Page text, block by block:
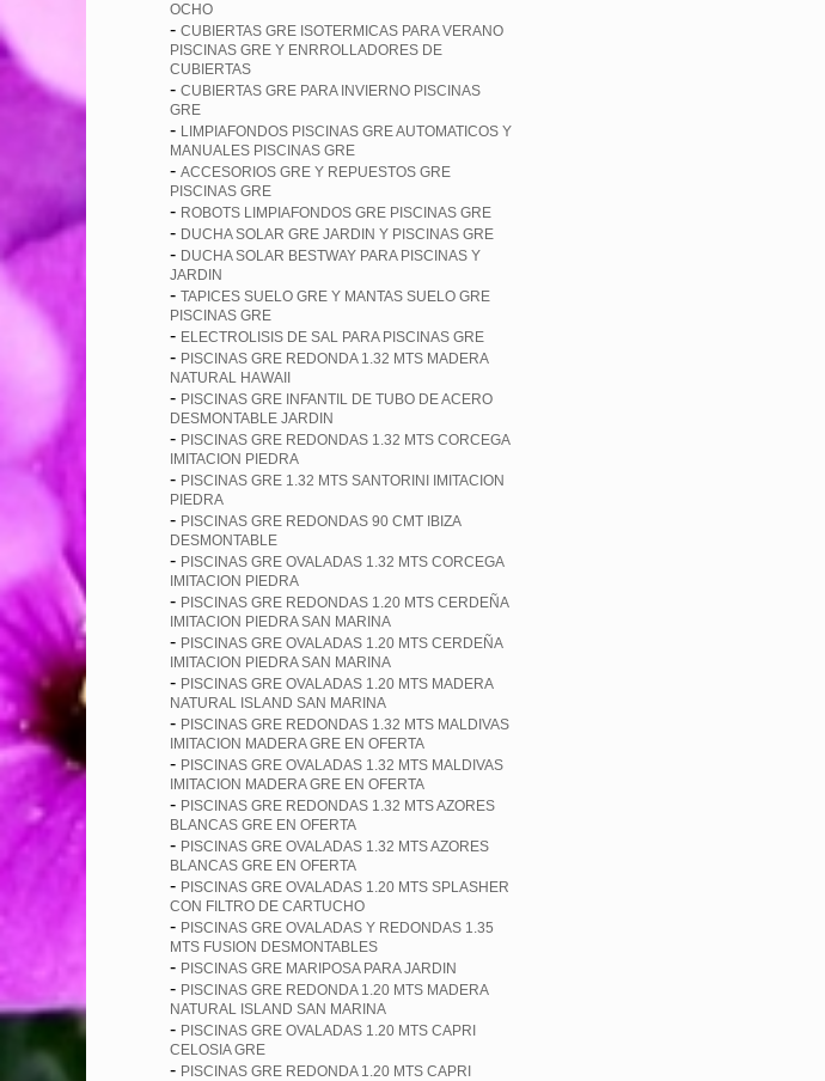
OCHO
- CUBIERTAS GRE ISOTERMICAS PARA VERANO
PISCINAS GRE Y ENRROLLADORES DE
CUBIERTAS
- CUBIERTAS GRE PARA INVIERNO PISCINAS
GRE
- LIMPIAFONDOS PISCINAS GRE AUTOMATICOS Y
MANUALES PISCINAS GRE
- ACCESORIOS GRE Y REPUESTOS GRE
PISCINAS GRE
- ROBOTS LIMPIAFONDOS GRE PISCINAS GRE
- DUCHA SOLAR GRE JARDIN Y PISCINAS GRE
- DUCHA SOLAR BESTWAY PARA PISCINAS Y
JARDIN
- TAPICES SUELO GRE Y MANTAS SUELO GRE
PISCINAS GRE
- ELECTROLISIS DE SAL PARA PISCINAS GRE
- PISCINAS GRE REDONDA 1.32 MTS MADERA
NATURAL HAWAII
- PISCINAS GRE INFANTIL DE TUBO DE ACERO
DESMONTABLE JARDIN
- PISCINAS GRE REDONDAS 1.32 MTS CORCEGA
IMITACION PIEDRA
- PISCINAS GRE 1.32 MTS SANTORINI IMITACION
PIEDRA
- PISCINAS GRE REDONDAS 90 CMT IBIZA
DESMONTABLE
- PISCINAS GRE OVALADAS 1.32 MTS CORCEGA
IMITACION PIEDRA
- PISCINAS GRE REDONDAS 1.20 MTS CERDEÑA
IMITACION PIEDRA SAN MARINA
- PISCINAS GRE OVALADAS 1.20 MTS CERDEÑA
IMITACION PIEDRA SAN MARINA
- PISCINAS GRE OVALADAS 1.20 MTS MADERA
NATURAL ISLAND SAN MARINA
- PISCINAS GRE REDONDAS 1.32 MTS MALDIVAS
IMITACION MADERA GRE EN OFERTA
- PISCINAS GRE OVALADAS 1.32 MTS MALDIVAS
IMITACION MADERA GRE EN OFERTA
- PISCINAS GRE REDONDAS 1.32 MTS AZORES
BLANCAS GRE EN OFERTA
- PISCINAS GRE OVALADAS 1.32 MTS AZORES
BLANCAS GRE EN OFERTA
- PISCINAS GRE OVALADAS 1.20 MTS SPLASHER
CON FILTRO DE CARTUCHO
- PISCINAS GRE OVALADAS Y REDONDAS 1.35
MTS FUSION DESMONTABLES
- PISCINAS GRE MARIPOSA PARA JARDIN
- PISCINAS GRE REDONDA 1.20 MTS MADERA
NATURAL ISLAND SAN MARINA
- PISCINAS GRE OVALADAS 1.20 MTS CAPRI
CELOSIA GRE
- PISCINAS GRE REDONDA 1.20 MTS CAPRI